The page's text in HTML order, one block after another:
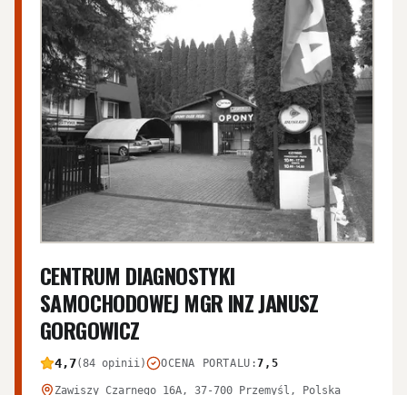
CENTRUM DIAGNOSTYKI
SAMOCHODOWEJ MGR INZ JANUSZ
GORGOWICZ
4,7(84 opinii) OCENA PORTALU :7,5
Zawiszy Czarnego 16A, 37-700 Przemyśl, Polska